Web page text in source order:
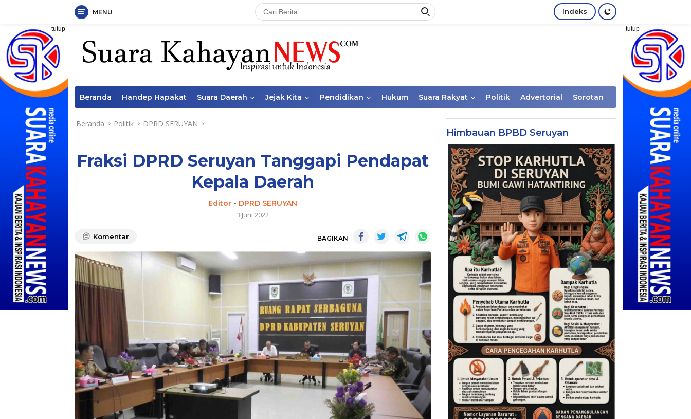
Langsung
konten
MENU Indeks
tutup tutup
Beranda Handep Hapakat Suara Daerah Jejak Kita Pendidikan Hukum Suara Rakyat Politik Advertorial Sorotan
Beranda Politik DPRD SERUYAN
Fraksi DPRD Seruyan Tanggapi Pendapat
Kepala Daerah
Editor- DPRD SERUYAN
3 Juni 2022
Komentar BAGIKAN
Himbauan BPBD Seruyan